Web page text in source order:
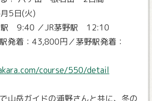
5日(火)
駅 9:40 ／JR茅野駅 12:10
発着：43,800円／茅野駅発着：
course/550/detail
山岳ガイドの浦野さんと共に、冬の